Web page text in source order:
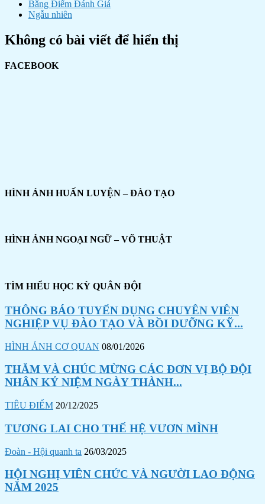
Bằng Điểm Đánh Giá
Ngẫu nhiên
Không có bài viết để hiển thị
FACEBOOK
HÌNH ẢNH HUẤN LUYỆN – ĐÀO TẠO
HÌNH ẢNH NGOẠI NGỮ – VÕ THUẬT
TÌM HIỂU HỌC KỲ QUÂN ĐỘI
THÔNG BÁO TUYỂN DỤNG CHUYÊN VIÊN
NGHIỆP VỤ ĐÀO TẠO VÀ BỒI DƯỠNG KỸ...
HÌNH ẢNH CƠ QUAN 08/01/2026
THĂM VÀ CHÚC MỪNG CÁC ĐƠN VỊ BỘ ĐỘI
NHÂN KỶ NIỆM NGÀY THÀNH...
TIÊU ĐIỂM 20/12/2025
TƯƠNG LAI CHO THẾ HỆ VƯƠN MÌNH
Đoàn - Hội quanh ta 26/03/2025
HỘI NGHỊ VIÊN CHỨC VÀ NGƯỜI LAO ĐỘNG
NĂM 2025